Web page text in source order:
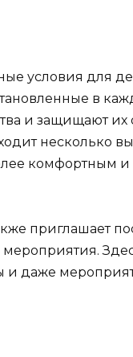
условия для
в
и защищают
несколько
комфортным
приглашает
и даже